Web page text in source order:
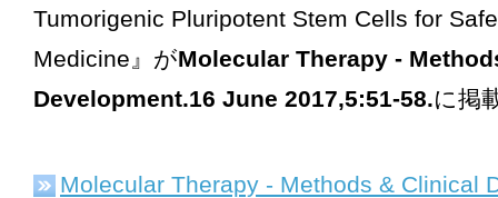
Tumorigenic Pluripotent Stem Cells for
Medicine』がMolecular Therapy -
Development.16 June 2017,5:51-58.に掲
Molecular Therapy - Methods & Clinical